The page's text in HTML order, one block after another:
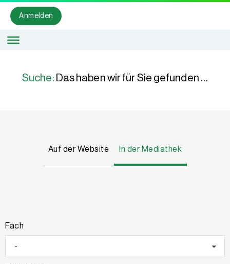
Anmelden
Suche: Das haben wir für Sie gefunden …
Auf der Website In der Mediathek
Fach
-